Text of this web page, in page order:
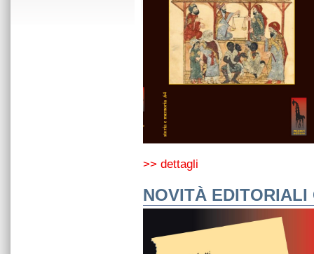
>> dettagli
NOVITÀ EDITORIALI